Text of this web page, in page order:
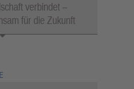
verbindet –
für die Zukunft